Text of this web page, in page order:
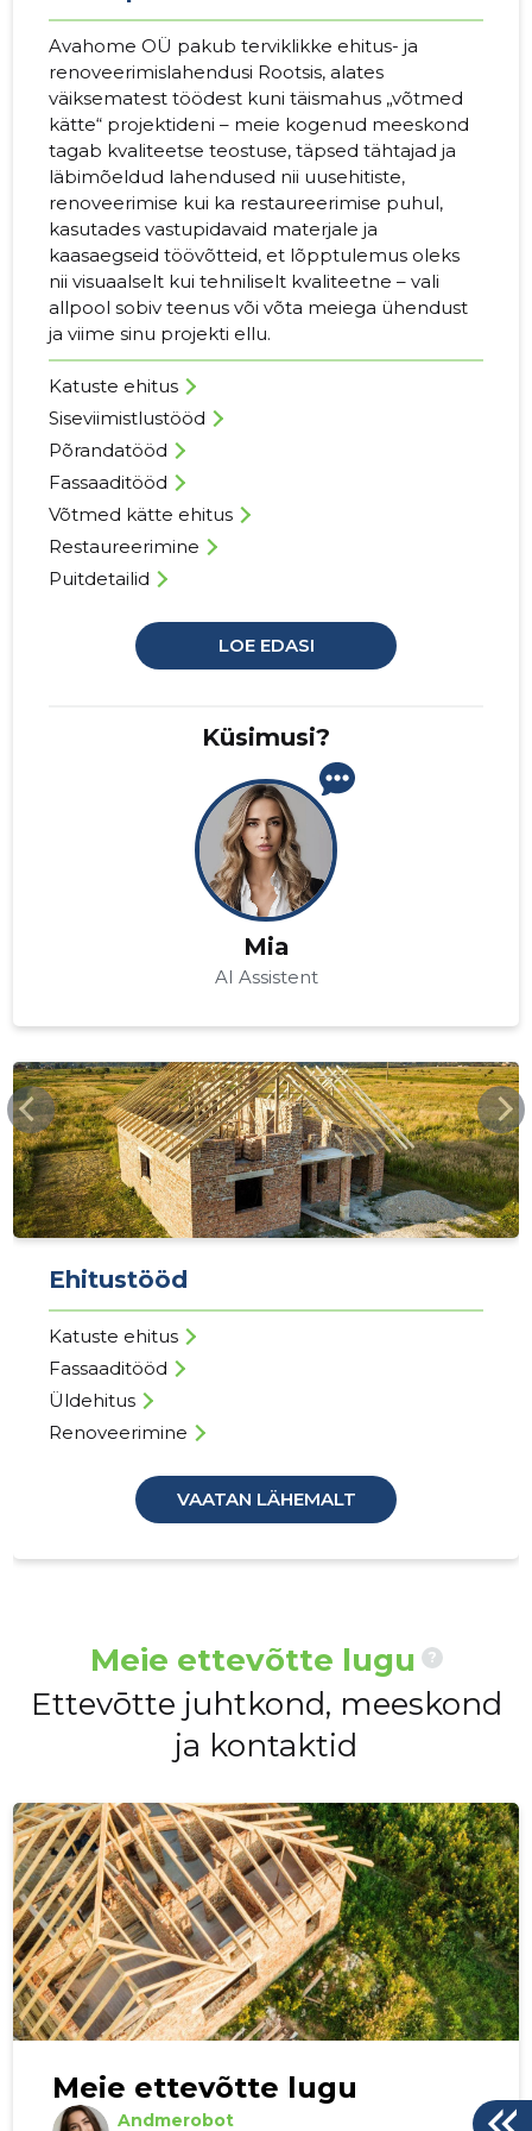
Avahome OÜ pakub terviklikke ehitus- ja
renoveerimislahendusi Rootsis, alates
väiksematest töödest kuni täismahus „võtmed
kätte“ projektideni – meie kogenud meeskond
tagab kvaliteetse teostuse, täpsed tähtajad ja
läbimõeldud lahendused nii uusehitiste,
renoveerimise kui ka restaureerimise puhul,
kasutades vastupidavaid materjale ja
kaasaegseid töövõtteid, et lõpptulemus oleks
nii visuaalselt kui tehniliselt kvaliteetne – vali
allpool sobiv teenus või võta meiega ühendust
ja viime sinu projekti ellu.
Katuste ehitus
Siseviimistlustööd
Põrandatööd
Fassaaditööd
Võtmed kätte ehitus
Restaureerimine
Puitdetailid
LOE EDASI
Küsimusi?
Mia
AI Assistent
SSB.EE
Ehitustööd
Katuste ehitus
Fassaaditööd
Üldehitus
Renoveerimine
VAATAN LÄHEMALT
Meie ettevõtte lugu ?
Ettevōtte juhtkond, meeskond
ja kontaktid
Meie ettevõtte lugu
Andmerobot